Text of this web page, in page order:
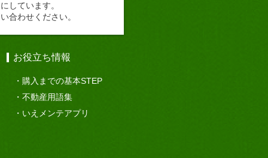
しています。
合わせください。
お役立ち情報
購入までの基本STEP
不動産用語集
いえメンテアプリ